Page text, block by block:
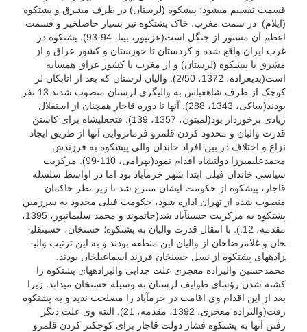
قسمت تقسیم می­شود؛ پیشکوه (لرستان) در طرف مشرق و پشتکوه
(ایلام) در سمت مغرب. خاک پشتکوه نیز بسیار حاصل­خیز و قسمت
اعظم آن مستور از جنگل است(عزت­پور، بی­تا، 94-93). پشتکوه در
غرب ایران واقع شده و کردستان تا خوزستان و کشور عراق و از
مشرق با پیشکوه (لرستان) و از مغرب با کشور عراق همسایه
است(بدیع­زاده، 1372، 2/50). والیان لرستان که بعد از اتابکان لر
کوچک از طرف شاه­عباس به والی­گری لرستان منصوب شدند 13 نفر
بودند(ساکی، 1343، 288). آنها تا دوره قاجار همچنان از استقلال
زیادی برخوردار بود(لمبتون، 1357، 139). فتحعلی­شاه برای کاستن
قدرت والیان و محدود کردن قلمرو فرمانروایی آنها از طریق ایجاد
نزاع و اختلاف در بین افراد خاندان والی پیشکوه به فرزندش
محمدعلی­میرزا دولتشاه اقدام نمود(بهرامی، 110-99). مرکزیت
سیاسی خاندان فیلی ابتدا شهر خرم­آباد بود اما در اواسط سلسله
قاجار، پیشکوه از حکومت ایشان منتزع شد تا زیر نظر حاکمان
منصوب شده از تهران اداره شود، حکومت فیلی محدود به سرزمین
پشتکوه به مرکزیت حسین­آباد شد(حاتم­وند و محمد سلیمان­پور، 1395،
مقدمه، 12.). با انتقال قدرت والیان به پشتکوه؛ حسن­خان، حسین­قلی­
خان و غلامرضاخان از والیان این منطقه بودند و به این ترتیب والی­
زاده­های پشتکوه از نسل حسن­خان فرزند اسماعیل­خان بودند.
محمدحسین والی­زاده معجزی علت جدایی والی­زاده­های پشتکوه را
کشته شدن رؤسای طوایف لرستان به وسیله حسن­خان می­داند. زیرا
بعد از این اقدام وی اقامت در خرم­آباد را مصلحت ندید و به پشتکوه
رفت(والی­زاده معجزی، 1392، مقدمه، 21). البته وی علت دیگر
رفتن آنها به پشتکوه فشار دولت قاجار برای کوچک­تر کردن قلمرو